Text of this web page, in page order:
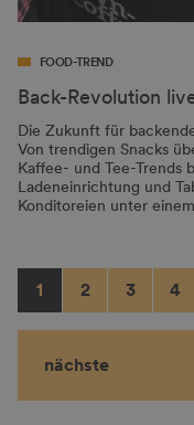
FOOD-TREND
Back-Revolution
Die Zukunft für
Von trendigen Snacks
Kaffee- und Tee-Trends
Ladeneinrichtung und
Konditoreien unter
1 2 3 4
nächste